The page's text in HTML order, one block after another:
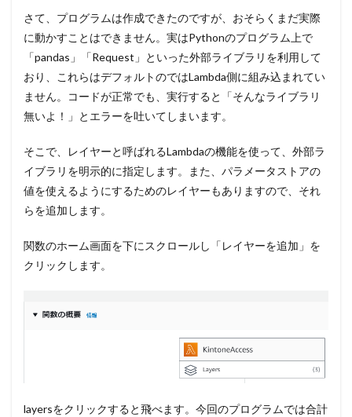
さて、プログラムは作成できたのですが、おそらくまだ実際
に動かすことはできません。実はPythonのプログラム上で
「pandas」「Request」といった外部ライブラリを利用して
おり、これらはデフォルトのではLambda側に組み込まれてい
ません。コードが正常でも、実行すると「そんなライブラリ
無いよ！」とエラーを吐いてしまいます。
そこで、レイヤーと呼ばれるLambdaの機能を使って、外部ラ
イブラリを明示的に指定します。また、パラメータストアの
値を使えるようにするためのレイヤーもありますので、それ
らを追加します。
関数のホーム画面を下にスクロールし「レイヤーを追加」を
クリックします。
layersをクリックすると飛べます。今回のプログラムでは合計